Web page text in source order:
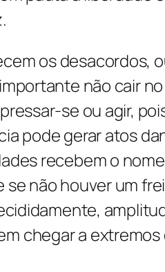
os desacordos,
não cair
se ou agir,
pode gerar atos
recebem o
não houver um
chegar a